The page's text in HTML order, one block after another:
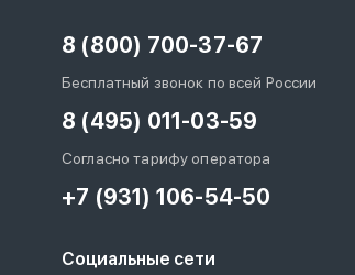
8 (800) 700-37-67
Бесплатный звонок по всей России
8 (495) 011-03-59
Согласно тарифу оператора
+7 (931) 106-54-50
Социальные сети